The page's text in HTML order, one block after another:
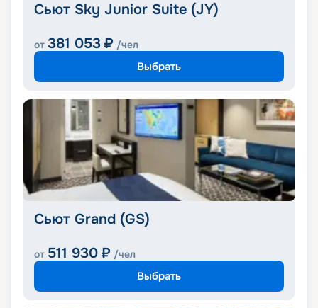
Сьют Sky Junior Suite (JY)
от 381 053 ₽ /чел
Выбрать
Сьют Grand (GS)
от 511 930 ₽ /чел
Выбрать